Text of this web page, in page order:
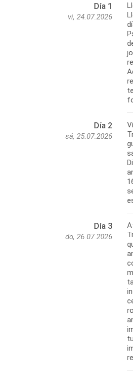
Día 1
vi, 24.07.2026
Día 2
sá, 25.07.2026
Día 3
do, 26.07.2026